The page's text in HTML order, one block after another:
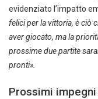
evidenziato l’impatto
felici per la vittoria, è ciò
aver giocato, ma la
prossime due partite
pronti».
Prossimi